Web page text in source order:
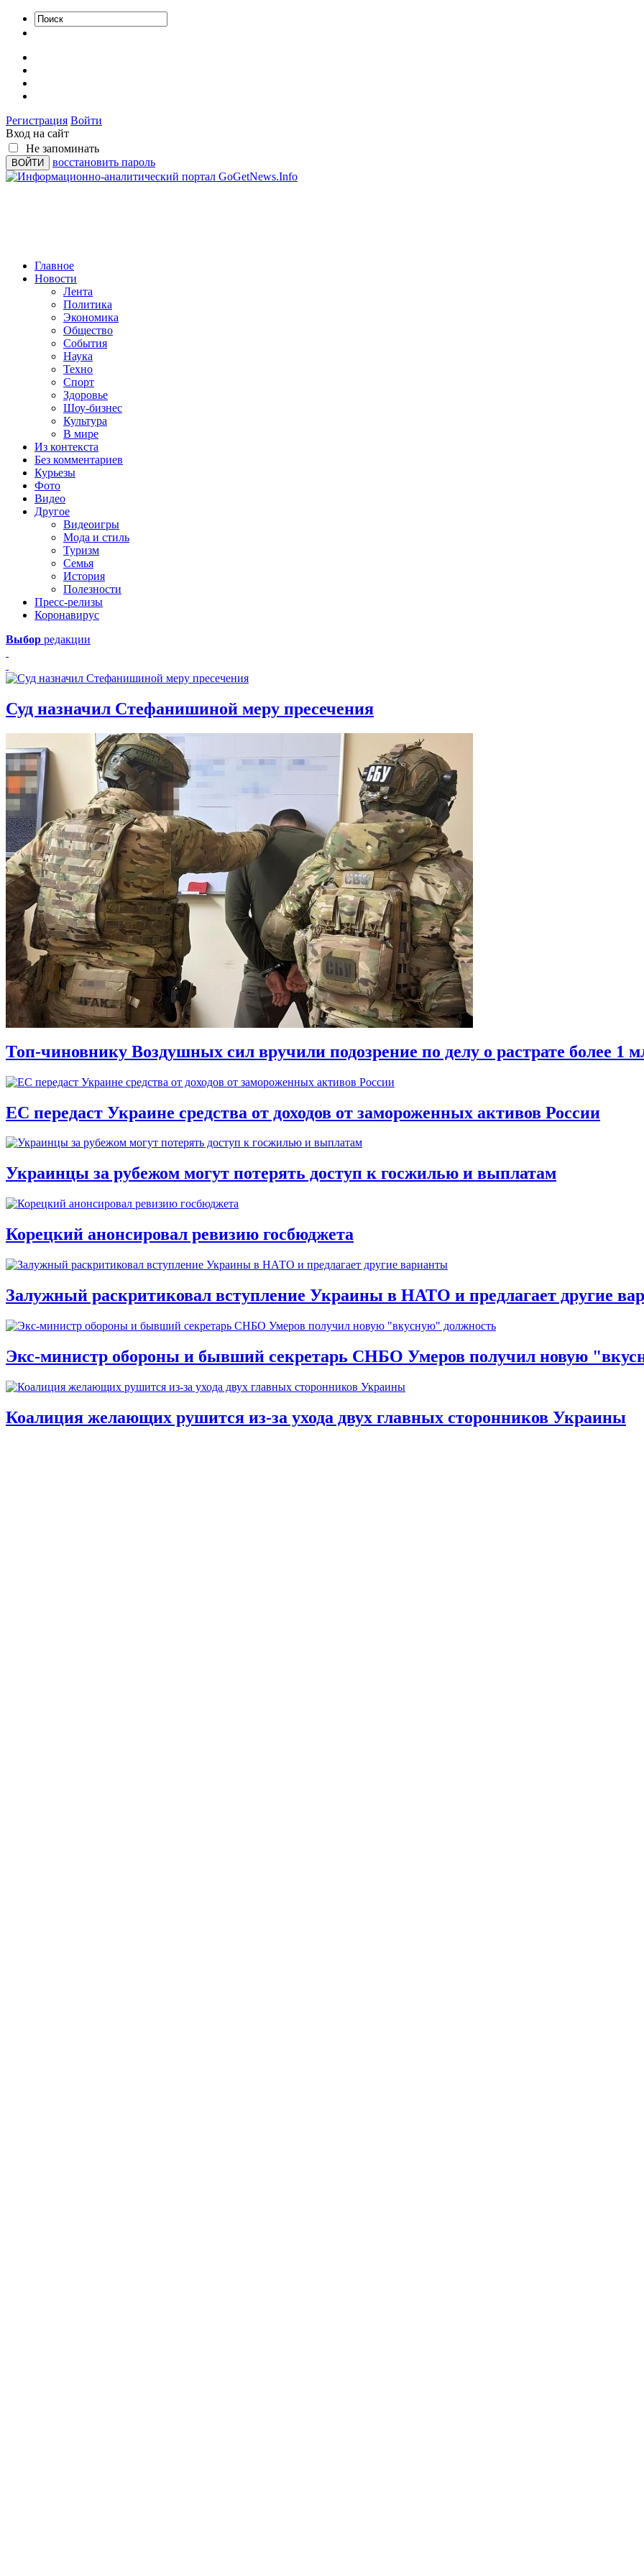
Регистрация Войти
Вход на сайт
Не запоминать
восстановить пароль
Главное
Новости
Лента
Политика
Экономика
Общество
События
Наука
Техно
Спорт
Здоровье
Шоу-бизнес
Культура
В мире
Из контекста
Без комментариев
Курьезы
Фото
Видео
Другое
Видеоигры
Мода и стиль
Туризм
Семья
История
Полезности
Пресс-релизы
Коронавирус
Выбор редакции
Суд назначил Стефанишиной меру пресечения
Топ-чиновнику Воздушных сил вручили подозрение по делу о растрате более 1
ЕС передаст Украине средства от доходов от замороженных активов России
Украинцы за рубежом могут потерять доступ к госжилью и выплатам
Корецкий анонсировал ревизию госбюджета
Залужный раскритиковал вступление Украины в НАТО и предлагает другие
Экс-министр обороны и бывший секретарь СНБО Умеров получил новую
Коалиция желающих рушится из-за ухода двух главных сторонников Украины